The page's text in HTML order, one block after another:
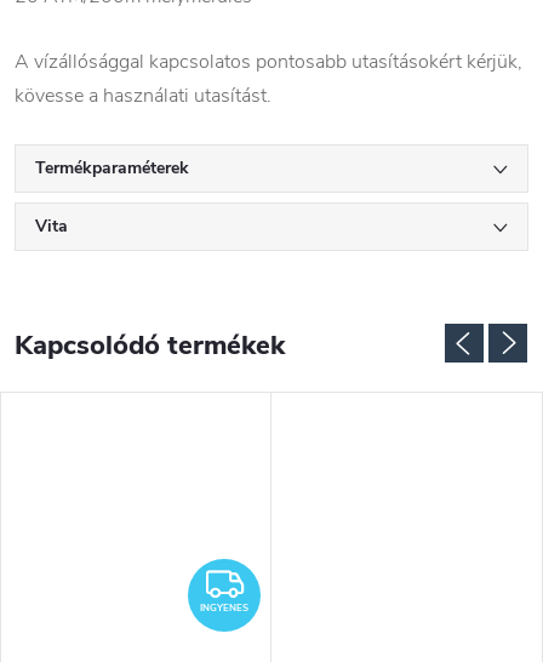
A vízállósággal kapcsolatos pontosabb utasításokért kérjük,
kövesse a használati utasítást.
Termékparaméterek
Vita
Kapcsolódó termékek
INGYENES
INGYENES